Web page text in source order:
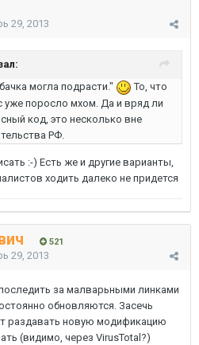
29, 2013
могла подрасти."
То, что
уже поросло мхом. Да и вряд ли
код, это несколько вне
РФ.
:-) Есть же и другие варианты,
ходить далеко не придется
521
29, 2013
за малварьными линками
обновляются. Засечь
раздавать новую модификацию
(видимо, через VirusTotal?)